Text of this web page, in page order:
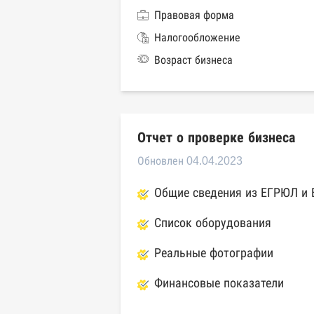
Правовая форма
Налогообложение
Возраст бизнеса
Отчет о проверке бизнеса
Обновлен 04.04.2023
Общие сведения из ЕГРЮЛ и
Список оборудования
Реальные фотографии
Финансовые показатели